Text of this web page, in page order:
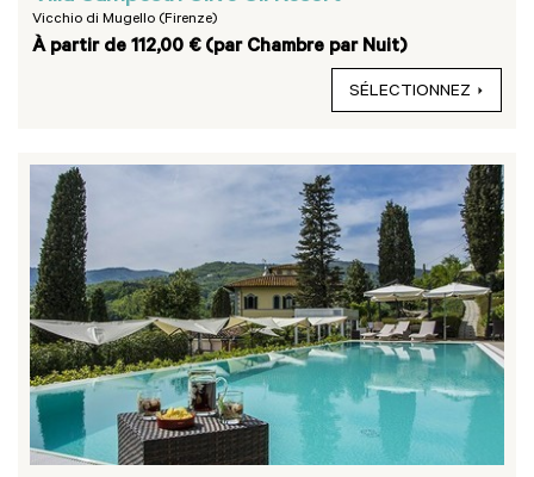
Vicchio di Mugello (Firenze)
À partir de 112,00 € (par Chambre par Nuit)
SÉLECTIONNEZ